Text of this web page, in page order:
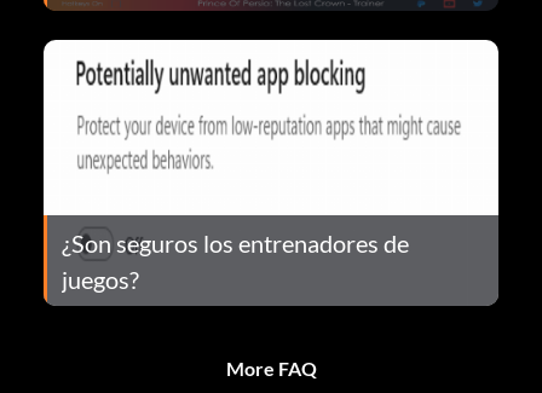
¿Son seguros los entrenadores de
juegos?
More FAQ